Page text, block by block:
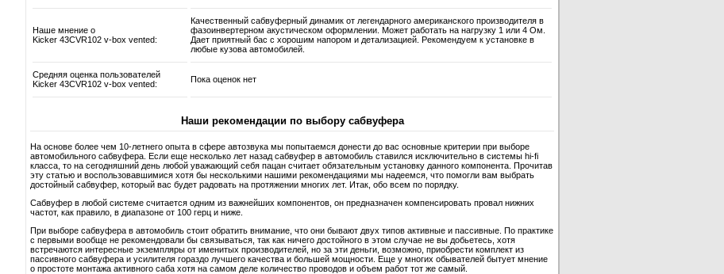
Наше мнение о
Kicker 43CVR102 v-box vented:
Качественный сабвуферный динамик от легендарного американского производителя в
фазоинвертерном акустическом оформлении. Может работать на нагрузку 1 или 4 Ом.
Дает приятный бас с хорошим напором и детализацией. Рекомендуем к установке в
любые кузова автомобилей.
Средняя оценка пользователей
Kicker 43CVR102 v-box vented:
Пока оценок нет
Наши рекомендации по выбору сабвуфера
На основе более чем 10-летнего опыта в сфере автозвука мы попытаемся донести до вас основные критерии при выборе
автомобильного сабвуфера. Если еще несколько лет назад сабвуфер в автомобиль ставился исключительно в системы hi-fi
класса, то на сегодняшний день любой уважающий себя пацан считает обязательным установку данного компонента. Прочитав
эту статью и воспользовавшимися хотя бы несколькими нашими рекомендациями мы надеемся, что помогли вам выбрать
достойный сабвуфер, который вас будет радовать на протяжении многих лет. Итак, обо всем по порядку.
Сабвуфер в любой системе считается одним из важнейших компонентов, он предназначен компенсировать провал нижних
частот, как правило, в диапазоне от 100 герц и ниже.
При выборе сабвуфера в автомобиль стоит обратить внимание, что они бывают двух типов активные и пассивные. По практике
с первыми вообще не рекомендовали бы связываться, так как ничего достойного в этом случае не вы добьетесь, хотя
встречаются интересные экземпляры от именитых производителей, но за эти деньги, возможно, приобрести комплект из
пассивного сабвуфера и усилителя гораздо лучшего качества и большей мощности. Еще у многих обывателей бытует мнение
о простоте монтажа активного саба хотя на самом деле количество проводов и объем работ тот же самый.